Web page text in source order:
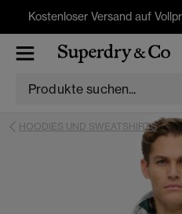
Kostenloser Versand auf
HOODIES UND SWEATSHIRTS